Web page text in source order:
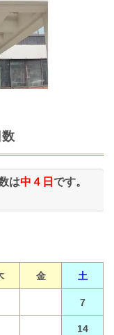
は中４日 です。
金 土
7
14